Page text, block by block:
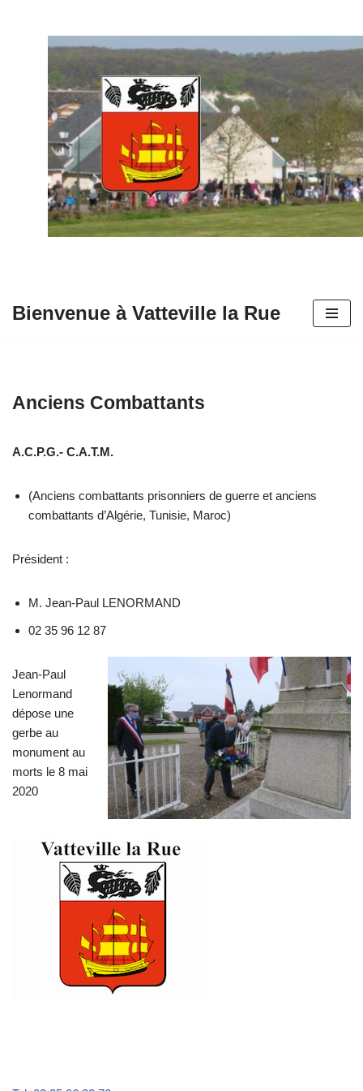
contenu
Bienvenue à Vatteville la Rue
Anciens Combattants
A.C.P.G.- C.A.T.M.
(Anciens combattants prisonniers de guerre et anciens
combattants d’Algérie, Tunisie, Maroc)
Président :
M. Jean-Paul LENORMAND
02 35 96 12 87
Jean-Paul
Lenormand
dépose une
gerbe au
monument au
morts le 8 mai
2020